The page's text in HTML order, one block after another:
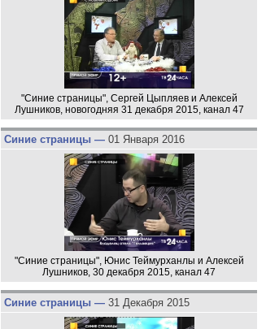
"Синие страницы", Сергей Цыпляев и Алексей
Лушников, новогодняя 31 декабря 2015, канал 47
Синие страницы — 01 Января 2016
"Синие страницы", Юнис Теймурханлы и Алексей
Лушников, 30 декабря 2015, канал 47
Синие страницы — 31 Декабря 2015